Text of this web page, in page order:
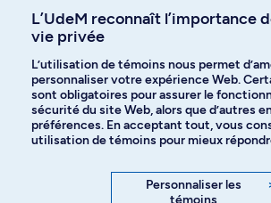
Langues
Facebook
L’UdeM reconnaît l’importance
vie privée
L’utilisation de témoins nous permet
personnaliser votre expérience Web.
sont obligatoires pour assurer le
sécurité du site Web, alors que d’autres
préférences. En acceptant tout, vous
utilisation de témoins pour mieux
Personnaliser les
témoins